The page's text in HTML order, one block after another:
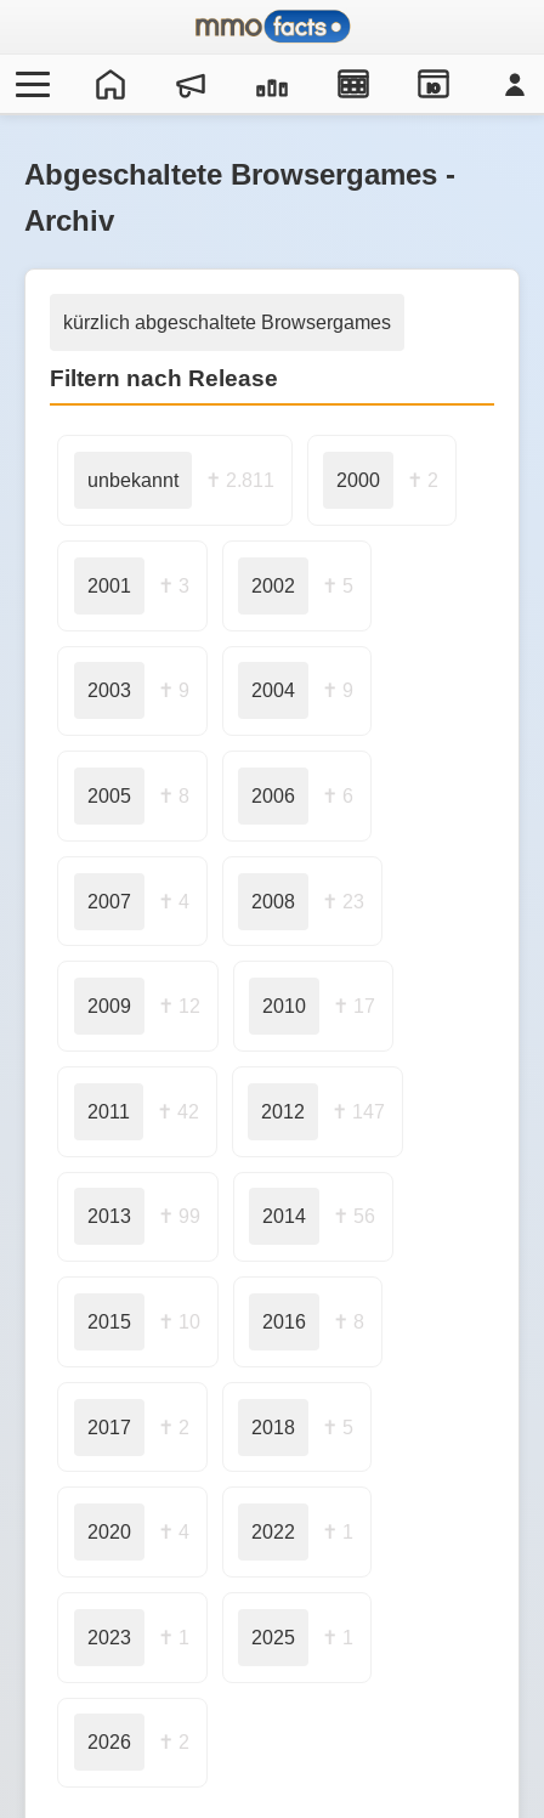
IO
Abgeschaltete Browsergames -
Archiv
kürzlich abgeschaltete Browsergames
Filtern nach Release
unbekannt ✝ 2.811 2000 ✝ 2
2001 ✝ 3 2002 ✝ 5
2003 ✝ 9 2004 ✝ 9
2005 ✝ 8 2006 ✝ 6
2007 ✝ 4 2008 ✝ 23
2009 ✝ 12 2010 ✝ 17
2011 ✝ 42 2012 ✝ 147
2013 ✝ 99 2014 ✝ 56
2015 ✝ 10 2016 ✝ 8
2017 ✝ 2 2018 ✝ 5
2020 ✝ 4 2022 ✝ 1
2023 ✝ 1 2025 ✝ 1
2026 ✝ 2